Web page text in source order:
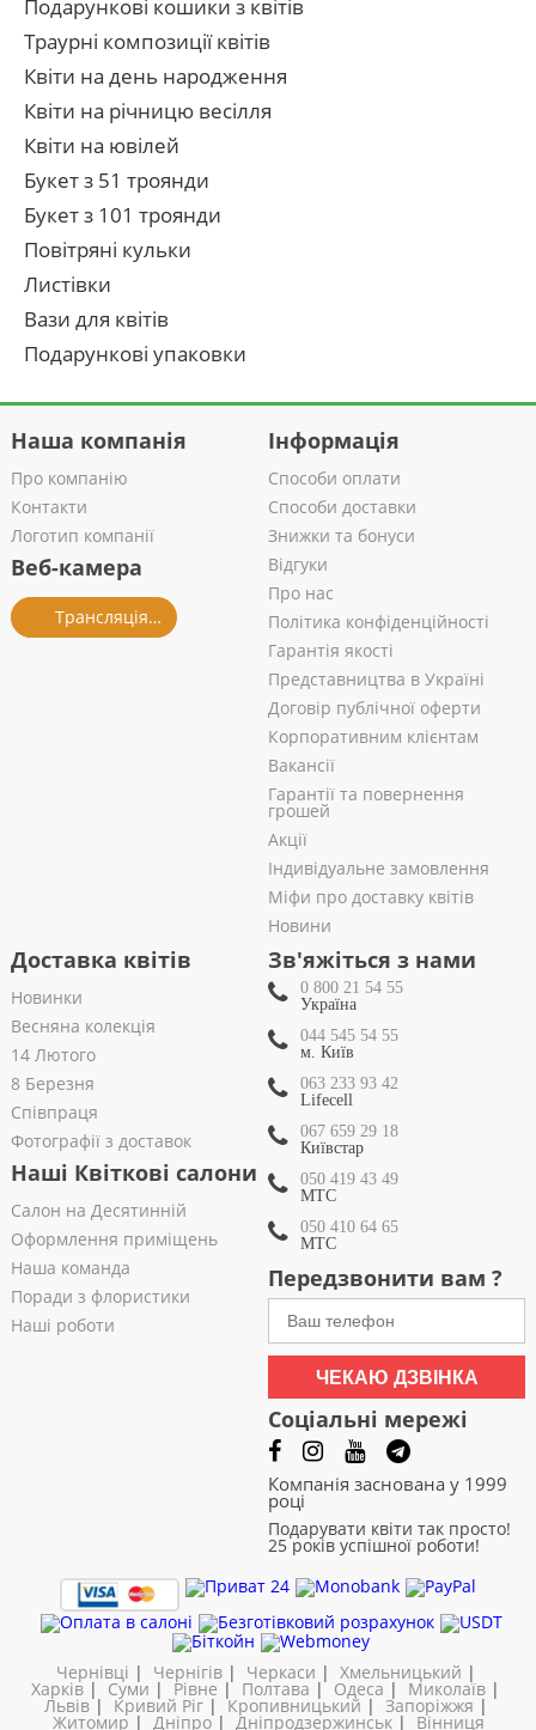
Подарункові кошики з квітів
Траурні композиції квітів
Квіти на день народження
Квіти на річницю весілля
Квіти на ювілей
Букет з 51 троянди
Букет з 101 троянди
Повітряні кульки
Листівки
Вази для квітів
Подарункові упаковки
Наша компанія
Про компанію
Контакти
Логотип компанії
Веб-камера
Трансляція із салону
Інформація
Способи оплати
Способи доставки
Знижки та бонуси
Відгуки
Про нас
Політика конфіденційності
Гарантія якості
Представництва в Україні
Договір публічної оферти
Корпоративним клієнтам
Вакансії
Гарантії та повернення
грошей
Акції
Індивідуальне замовлення
Міфи про доставку квітів
Новини
Доставка квітів
Новинки
Весняна колекція
14 Лютого
8 Березня
Співпраця
Фотографії з доставок
Наші Квіткові салони
Салон на Десятинній
Оформлення приміщень
Наша команда
Поради з флористики
Наші роботи
Зв'яжіться з нами
0 800 21 54 55
Україна
044 545 54 55
м. Київ
063 233 93 42
Lifecell
067 659 29 18
Київстар
050 419 43 49
МТС
050 410 64 65
МТС
Передзвонити вам ?
ЧЕКАЮ ДЗВІНКА
Соціальні мережі
Компанія заснована у 1999
році
Подарувати квіти так просто!
25 років успішної роботи!
Чернівці | Чернігів| Черкаси | Хмельницький |
Харків | Суми | Рівне | Полтава | Одеса | Миколаїв |
Львів| Кривий Ріг|Кропивницький | Запоріжжя |
Житомир | Дніпро| Дніпродзержинськ| Вінниця